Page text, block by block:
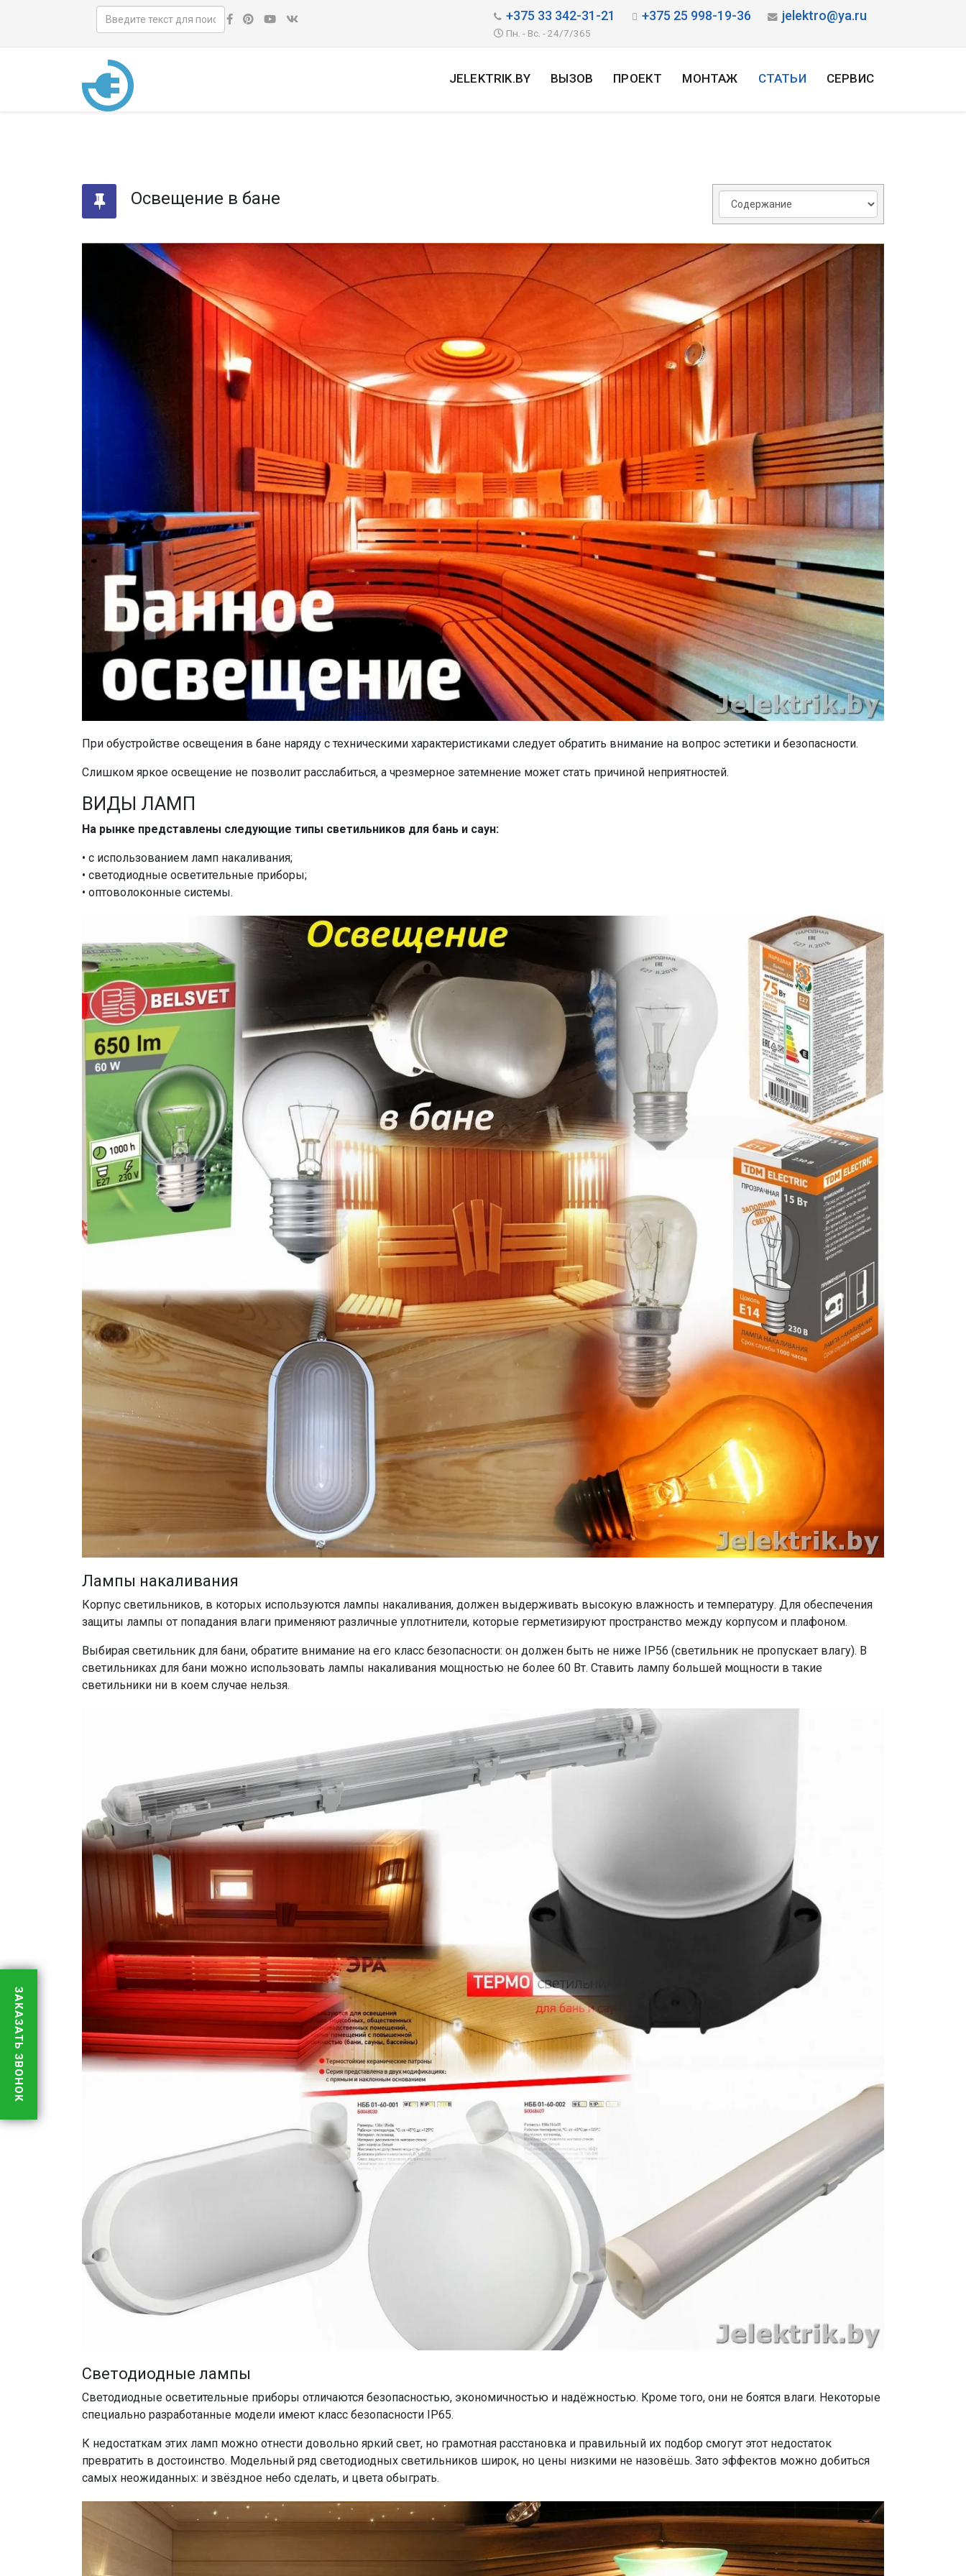
+375 33 342-31-21 +375 25 998-19-36 jelektro@ya.ru
Пн. - Вс. - 24/7/365
JELEKTRIK.BY ВЫЗОВ ПРОЕКТ МОНТАЖ СТАТЬИ СЕРВИС
Освещение в бане
При обустройстве освещения в бане наряду с техническими характеристиками следует обратить внимание на вопрос эстетики и безопасности.
Слишком яркое освещение не позволит расслабиться, а чрезмерное затемнение может стать причиной неприятностей.
ВИДЫ ЛАМП
На рынке представлены следующие типы светильников для бань и саун:
• с использованием ламп накаливания;
• светодиодные осветительные приборы;
• оптоволоконные системы.
Лампы накаливания
Корпус светильников, в которых используются лампы накаливания, должен выдерживать высокую влажность и температуру. Для обеспечения
защиты лампы от попадания влаги применяют различные уплотнители, которые герметизируют пространство между корпусом и плафоном.
Выбирая светильник для бани, обратите внимание на его класс безопасности: он должен быть не ниже IP56 (светильник не пропускает влагу). В
светильниках для бани можно использовать лампы накаливания мощностью не более 60 Вт. Ставить лампу большей мощности в такие
светильники ни в коем случае нельзя.
Светодиодные лампы
Светодиодные осветительные приборы отличаются безопасностью, экономичностью и надёжностью. Кроме того, они не боятся влаги. Некоторые
специально разработанные модели имеют класс безопасности IP65.
К недостаткам этих ламп можно отнести довольно яркий свет, но грамотная расстановка и правильный их подбор смогут этот недостаток
превратить в достоинство. Модельный ряд светодиодных светильников широк, но цены низкими не назовёшь. Зато эффектов можно добиться
самых неожиданных: и звёздное небо сделать, и цвета обыграть.
ЗАКАЗАТЬ ЗВОНОК